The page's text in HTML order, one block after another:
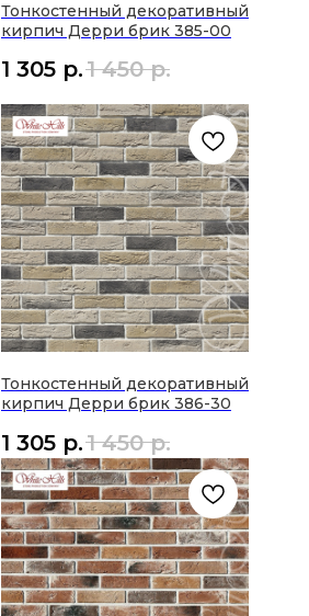
Тонкостенный декоративный
кирпич Дерри брик 385-00
1 305 р.1 450 р.
Тонкостенный декоративный
кирпич Дерри брик 386-30
1 305 р.1 450 р.